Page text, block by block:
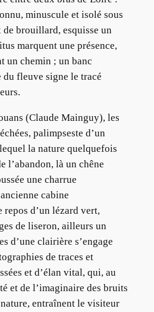
minuscule et isolé sous
de brouillard, esquisse un
marquent une présence,
un chemin ; un banc
du fleuve signe le tracé
(Claude Mainguy), les
palimpseste d’un
la nature quelquefois
l’abandon, là un chêne
une charrue
cabine
repos d’un lézard vert,
de liseron, ailleurs un
d’une clairière s’engage
de traces et
et d’élan vital, qui, au
et de l’imaginaire des bruits
entraînent le visiteur